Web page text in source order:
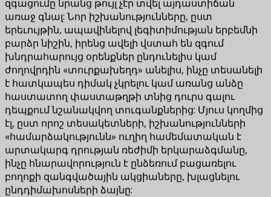
զգացումը նրանց թույլ չէր տվել այդաստիճան
առաջ գնալ: Նոր իշխանությունները, ըստ
երեւույթին, ապավինելով լեգիտիմության երբեմնի
բարձր նիշին, իրենց ավելի վստահ են զգում
խնդրահարույց օրենքներ ընդունելիս կամ
ժողովրդին «տուրքախեղդ» անելիս, ինչը տեսանելի
է հատկապես դիմակ չկրելու կամ առանց անձը
հաստատող փաստաթղթի տնից դուրս գալու
դեպքում նշանակվող տուգանքներից: Մյուս կողմից
էլ, ըստ որոշ տեսակետների, իշխանությունների
«համարձակությունն» ուղիղ համեմատական է
արտակարգ դրության ռեժիմի երկարաձգմանը,
ինչը հնարավորություն է ընձեռում բացառելու
բողոքի զանգվածային ակցիաները, խլացնելու
ընդդիմախոսների ձայնը: